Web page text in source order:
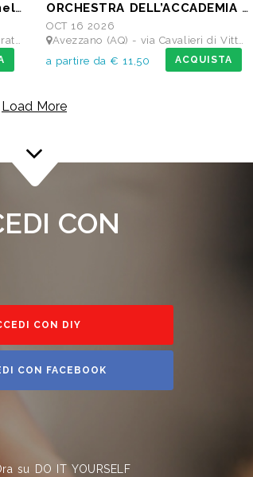
Omaggio a John Dowland, nel 400° anniversario della morte ORCHESTRA DELL’ACCADEMIA TEATRO ALLA SCALA di Milano
OCT 16 2026
Avezzano (AQ) - via Cavalieri di Vittorio Veneto - Teatro dei Marsi
a partire da € 11,50
ACQUISTA
Load More
CON
CON DIY
CON FACEBOOK
su DO IT YOURSELF